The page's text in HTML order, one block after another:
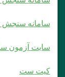
سامانه سنجش
سایت آزمون
کیت ست